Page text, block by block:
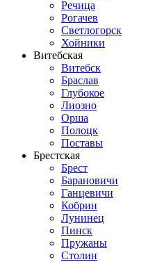
Речица
Рогачев
Светлогорск
Хойники
Витебская
Витебск
Браслав
Глубокое
Лиозно
Орша
Полоцк
Поставы
Брестская
Брест
Барановичи
Ганцевичи
Кобрин
Лунинец
Пинск
Пружаны
Столин